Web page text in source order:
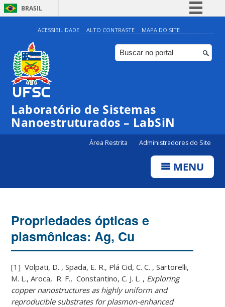
BRASIL
Simplifique!
Comunica BR
Participe
Canais
ACESSIBILIDADE ALTO CONTRASTE MAPA DO SITE
Laboratório de Sistemas
Nanoestruturados – LabSiN
Área Restrita Administradores do Site
MENU
Propriedades ópticas e
plasmônicas: Ag, Cu
[1] Volpati, D. , Spada, E. R., Plá Cid, C. C. , Sartorelli,
M. L., Aroca, R. F., Constantino, C. J. L. , Exploring
copper nanostructures as highly uniform and
reproducible substrates for plasmon-enhanced